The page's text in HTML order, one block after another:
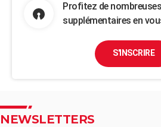
Profitez de
supplémentaires en
S'INSCRIRE
NEWSLETTERS